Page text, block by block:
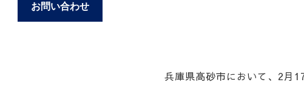
お問い合わせ
兵庫県高砂市において、2月